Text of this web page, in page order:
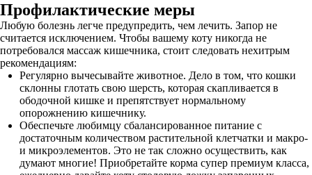
Профилактические меры
Любую болезнь легче предупредить, чем лечить. Запор не
считается исключением. Чтобы вашему коту никогда не
потребовался массаж кишечника, стоит следовать нехитрым
рекомендациям:
Регулярно вычесывайте животное. Дело в том, что кошки
склонны глотать свою шерсть, которая скапливается в
ободочной кишке и препятствует нормальному
опорожнению кишечнику.
Обеспечьте любимцу сбалансированное питание с
достаточным количеством растительной клетчатки и макро-
и микроэлементов. Это не так сложно осуществить, как
думают многие! Приобретайте корма супер премиум класса,